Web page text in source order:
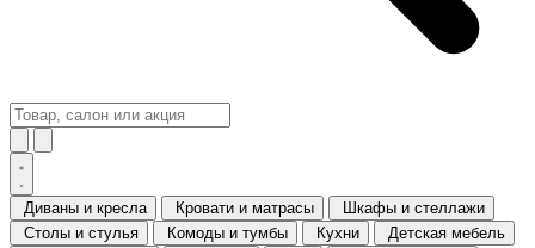
Диваны и кресла Кровати и матрасы
Шкафы и стеллажи
Столы и стулья
Комоды и тумбы Кухни
Детская мебель